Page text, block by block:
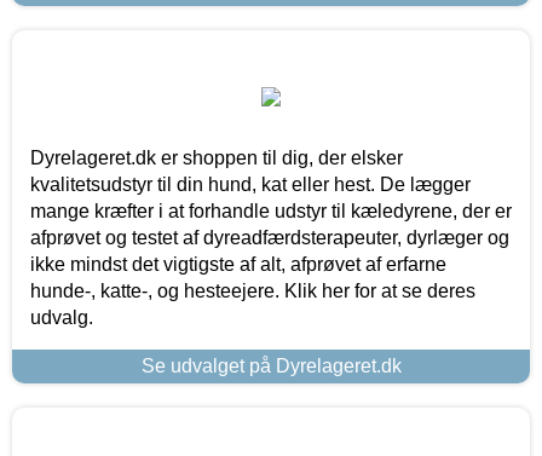
Dyrelageret.dk er shoppen til dig, der elsker
kvalitetsudstyr til din hund, kat eller hest. De lægger
mange kræfter i at forhandle udstyr til kæledyrene, der er
afprøvet og testet af dyreadfærdsterapeuter, dyrlæger og
ikke mindst det vigtigste af alt, afprøvet af erfarne
hunde-, katte-, og hesteejere. Klik her for at se deres
udvalg.
Se udvalget på Dyrelageret.dk